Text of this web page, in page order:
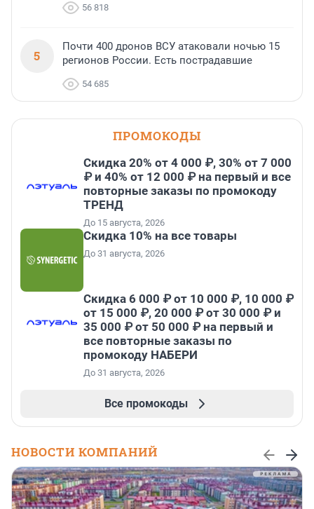
56 818
5
Почти 400 дронов ВСУ атаковали ночью 15
регионов России. Есть пострадавшие
54 685
ПРОМОКОДЫ
Скидка 20% от 4 000 ₽, 30% от 7 000
₽ и 40% от 12 000 ₽ на первый и все
повторные заказы по промокоду
ТРЕНД
До 15 августа, 2026
Скидка 10% на все товары
До 31 августа, 2026
Скидка 6 000 ₽ от 10 000 ₽, 10 000 ₽
от 15 000 ₽, 20 000 ₽ от 30 000 ₽ и
35 000 ₽ от 50 000 ₽ на первый и
все повторные заказы по
промокоду НАБЕРИ
До 31 августа, 2026
Все промокоды
НОВОСТИ КОМПАНИЙ